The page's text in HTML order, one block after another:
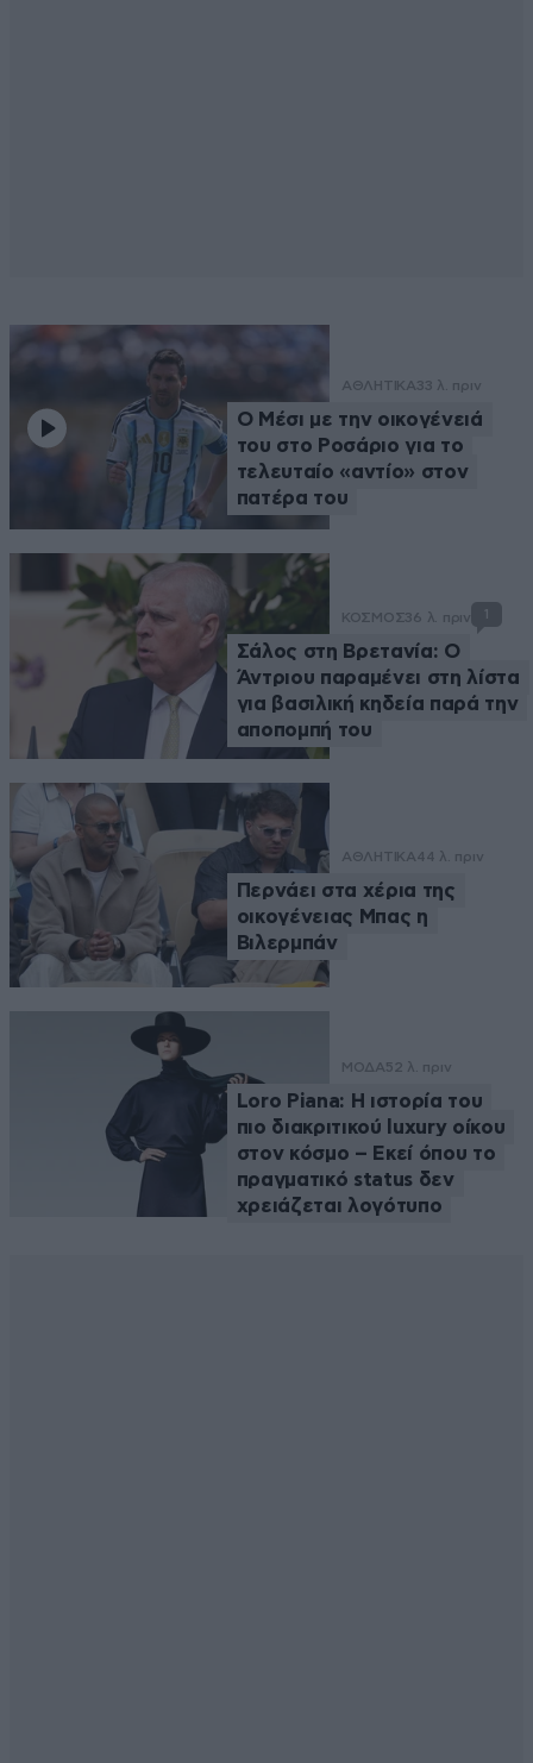
ΑΘΛΗΤΙΚΑ33 λ. πριν
Ο Μέσι με την οικογένειά
του στο Ροσάριο για το
τελευταίο «αντίο» στον
πατέρα του
ΚΟΣΜΟΣ36 λ. πριν 1
Σάλος στη Βρετανία: Ο
Άντριου παραμένει στη λίστα
για βασιλική κηδεία παρά την
αποπομπή του
ΑΘΛΗΤΙΚΑ44 λ. πριν
Περνάει στα χέρια της
οικογένειας Μπας η
Βιλερμπάν
ΜΟΔΑ52 λ. πριν
Loro Piana: Η ιστορία του
πιο διακριτικού luxury οίκου
στον κόσμο – Εκεί όπου το
πραγματικό status δεν
χρειάζεται λογότυπο